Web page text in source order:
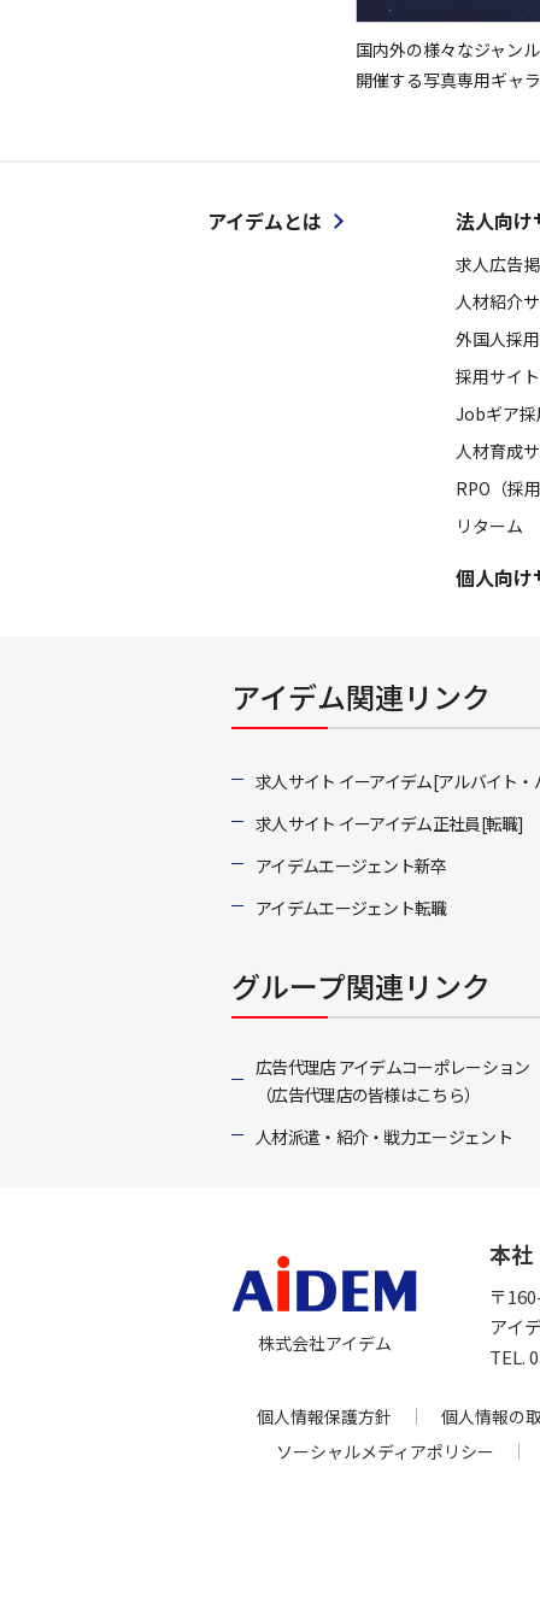
国内外の様々なジャン
開催する写真専用ギャ
アイデムとは 法人向け
求人広告
人材紹介
外国人採用
採用サイ
Jobギア
人材育成
RPO（採
リターム
個人向け
アイデム関連リンク
求人サイト イーアイデム[アルバイト
求人サイト イーアイデム正社員[転職]
アイデムエージェント新卒
アイデムエージェント転職
グループ関連リンク
広告代理店 アイデムコーポレーション
（広告代理店の皆様はこちら）
人材派遣・紹介・戦力エージェント
株式会社アイデム
本社
〒
アイ
TEL.
個人情報保護方針
個人情報の
ソーシャルメディアポリシー